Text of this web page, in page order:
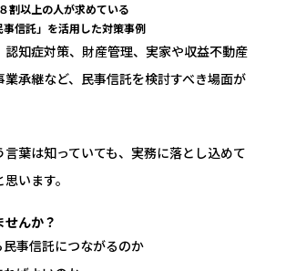
８割以上の人が求めている
事信託」を活用した対策事例
知症対策、財産管理、実家や収益不動産
承継など、民事信託を検討すべき場面が
葉は知っていても、実務に落とし込めて
います。
んか？
事信託につながるのか